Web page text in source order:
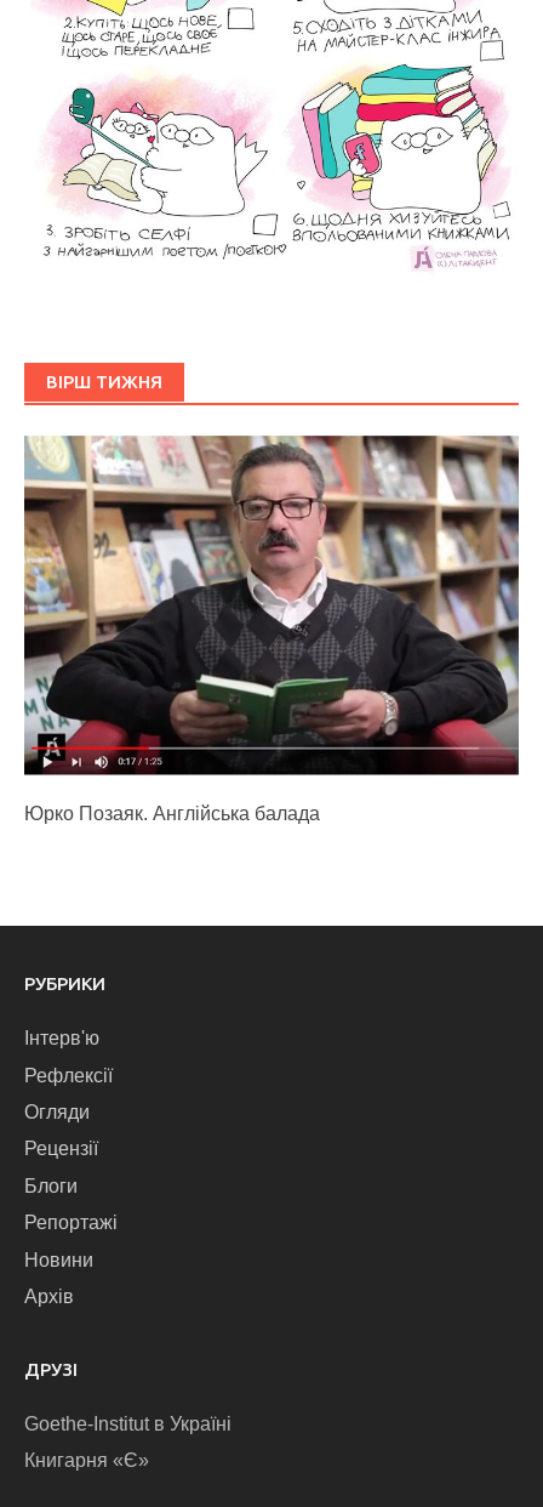
ВІРШ ТИЖНЯ
Юрко Позаяк. Англійська балада
РУБРИКИ
Інтерв'ю
Рефлексії
Огляди
Рецензії
Блоги
Репортажі
Новини
Архів
ДРУЗІ
Goethe-Institut в Україні
Книгарня «Є»